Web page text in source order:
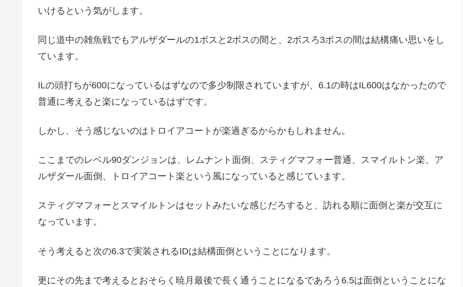
いけるという気がします。
同じ道中の雑魚戦でもアルザダールの1ボスと2ボスの間と、2ボスろ3ボスの間は結構痛い思いをし
ています。
ILの頭打ちが600になっているはずなので多少制限されていますが、6.1の時はIL600はなかったので
普通に考えると楽になっているはずです。
しかし、そう感じないのはトロイアコートが楽過ぎるからかもしれません。
ここまでのレベル90ダンジョンは、レムナント面倒、スティグマフォー普通、スマイルトン楽、ア
ルザダール面倒、トロイアコート楽という風になっていると感じています。
スティグマフォーとスマイルトンはセットみたいな感じだろすると、訪れる順に面倒と楽が交互に
なっています。
そう考えると次の6.3で実装されるIDは結構面倒ということになります。
更にその先まで考えるとおそらく暁月最後で長く通うことになるであろう6.5は面倒ということにな